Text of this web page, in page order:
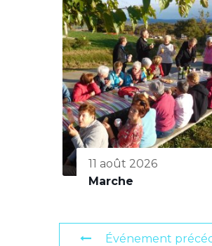
11 août 2026
Marche
Événement